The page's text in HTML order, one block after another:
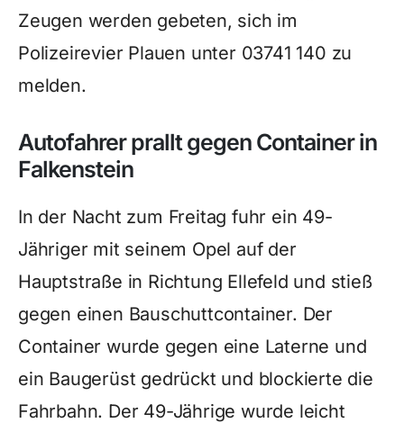
Zeugen werden gebeten, sich im
Polizeirevier Plauen unter 03741 140 zu
melden.
Autofahrer prallt gegen Container in
Falkenstein
In der Nacht zum Freitag fuhr ein 49-
Jähriger mit seinem Opel auf der
Hauptstraße in Richtung Ellefeld und stieß
gegen einen Bauschuttcontainer. Der
Container wurde gegen eine Laterne und
ein Baugerüst gedrückt und blockierte die
Fahrbahn. Der 49-Jährige wurde leicht